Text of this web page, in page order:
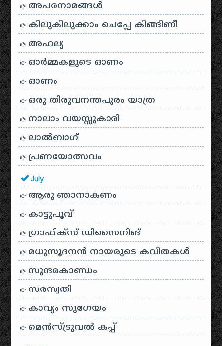
അപരനാമങ്ങൾ
കിലുകിലുക്കാം ചെപ്പേ കിങ്ങിണീ
അഹല്യ
ഓര്‍മ്മകളുടെ ഓണം
ഓണം
ഒരു തിരുവനന്തപുരം യാത്ര
നാലാം വയസ്സുകാരി
ലാൽബാഗ്
പ്രണയോത്സവം
July
ആരു ഞാനാകണം
കാട്ടുപൂവ്
ഗ്രാഫിക്സ് ഡിസൈനിങ്
മധുസൂദനൻ നായരുടെ കവിതകൾ
സുന്ദരകാണ്ഡം
സരസ്വതി
കാവ്യം സുഗേയം
മെന്‍സ്ട്രുവല്‍ കപ്പ്